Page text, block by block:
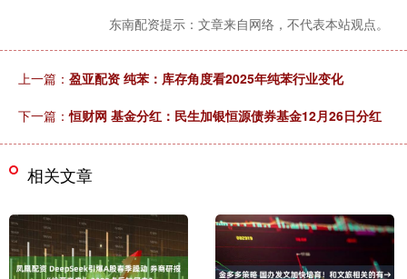
东南配资提示：文章来自网络，不代表本站观点。
上一篇： 盈亚配资 纯苯：库存角度看2025年纯苯行业变化
下一篇：恒财网 基金分红：民生加银恒源债券基金12月26日分红
相关文章